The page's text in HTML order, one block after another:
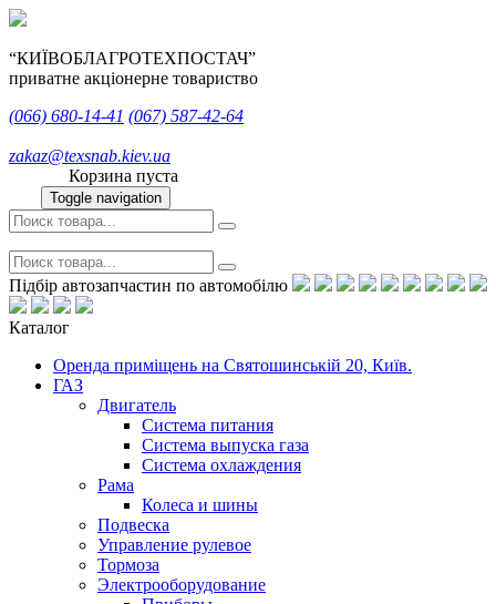
“КИЇВОБЛАГРОТЕХПОСТАЧ”
приватне акціонерне товариство
(066) 680-14-41 (067) 587-42-64
zakaz@texsnab.kiev.ua
Корзина пуста
Toggle navigation
Підбір автозапчастин по автомобілю
Каталог
Оренда приміщень на Святошинській 20, Київ.
ГАЗ
Двигатель
Система питания
Система выпуска газа
Система охлаждения
Рама
Колеса и шины
Подвеска
Управление рулевое
Тормоза
Электрооборудование